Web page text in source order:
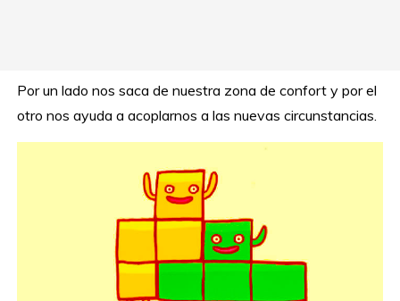
Por un lado nos saca de nuestra zona de confort y por el
otro nos ayuda a acoplarnos a las nuevas circunstancias.